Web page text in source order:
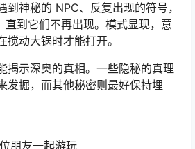
到神秘的 NPC、反复出现的符号，
到它们不再出现。模式显现，意
动大锅时才能打开。
揭示深奥的真相。一些隐秘的真理
发掘，而其他秘密则最好保持埋
朋友一起游玩